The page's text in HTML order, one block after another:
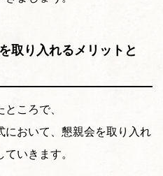
取り入れるメリットと
ころで、
おいて、懇親会を取り入れ
いきます。